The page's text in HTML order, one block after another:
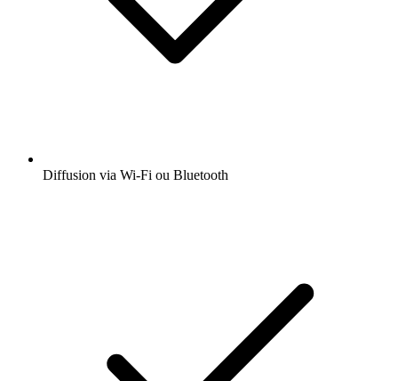
Diffusion via Wi-Fi ou Bluetooth